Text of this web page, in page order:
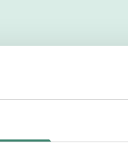
har
dig med mer